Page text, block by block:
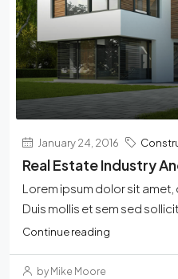
January 24, 2016
Real Estate Industry
Lorem ipsum dolor sit
Duis mollis et sem sed
Continue reading
by Mike Moore